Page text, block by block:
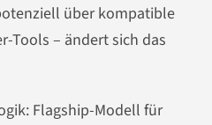
über kompatible
Tools – ändert sich das
Flagship-Modell für